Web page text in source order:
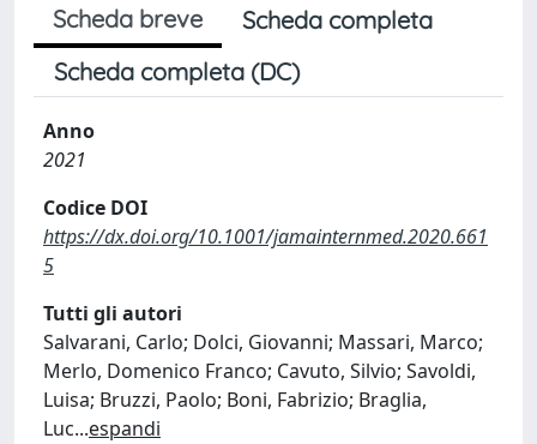
Scheda breve
Scheda completa
Scheda completa (DC)
Anno
2021
Codice DOI
https://dx.doi.org/10.1001/jamainternmed.2020.661
5
Tutti gli autori
Salvarani, Carlo; Dolci, Giovanni; Massari, Marco;
Merlo, Domenico Franco; Cavuto, Silvio; Savoldi,
Luisa; Bruzzi, Paolo; Boni, Fabrizio; Braglia,
Luc...espandi